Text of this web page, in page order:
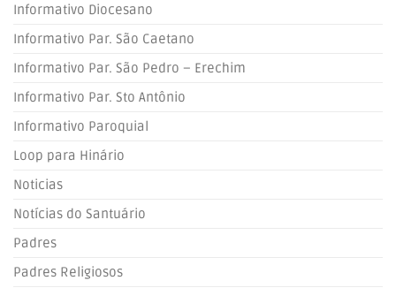
Informativo Diocesano
Informativo Par. São Caetano
Informativo Par. São Pedro – Erechim
Informativo Par. Sto Antônio
Informativo Paroquial
Loop para Hinário
Noticias
Notícias do Santuário
Padres
Padres Religiosos